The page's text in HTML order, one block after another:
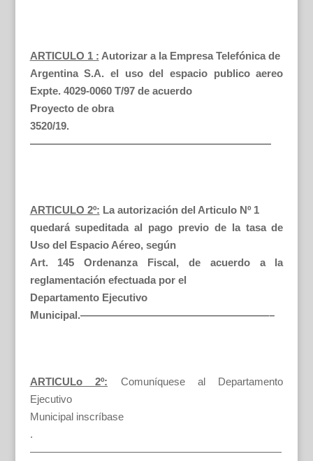
ARTICULO 1 : Autorizar a la Empresa Telefónica de
Argentina S.A. el uso del espacio publico aereo
Expte. 4029-0060 T/97 de acuerdo
Proyecto de obra
3520/19.
———————————————————————
ARTICULO 2º: La autorización del Articulo Nº 1
quedará supeditada al pago previo de la tasa de
Uso del Espacio Aéreo, según
Art. 145 Ordenanza Fiscal, de acuerdo a la
reglamentación efectuada por el
Departamento Ejecutivo
Municipal.——————————————————–
ARTICULo 2º:
Comuníquese al Departamento
Ejecutivo
Municipal inscríbase
.
————————————————————————